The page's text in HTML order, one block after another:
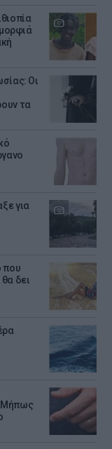
Οι
τα
για
που
δει
Μήπως